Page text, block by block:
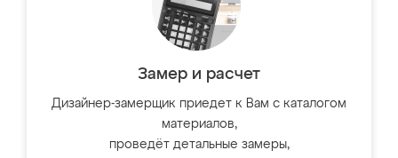
Замер и расчет
Дизайнер-замерщик приедет к Вам с каталогом
материалов,
проведёт детальные замеры,